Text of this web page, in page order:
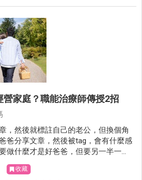
營家庭？職能治療師傳授2招
，然後就標註自己的老公，但換個角
爸分享文章，然後被tag，會有什麼感
做什麼才是好爸爸，但要另一半一起
方式。
收藏